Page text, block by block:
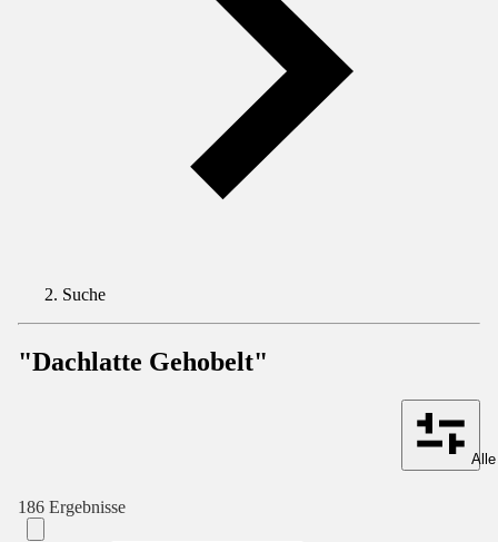
Suche
"Dachlatte Gehobelt"
186 Ergebnisse